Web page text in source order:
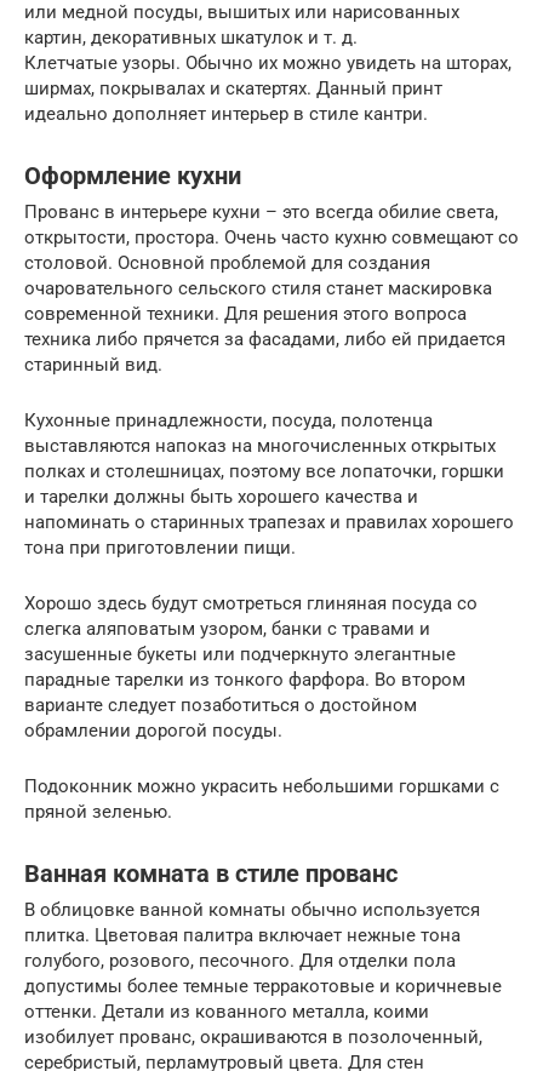
или медной посуды, вышитых или нарисованных
картин, декоративных шкатулок и т. д.
Клетчатые узоры. Обычно их можно увидеть на шторах,
ширмах, покрывалах и скатертях. Данный принт
идеально дополняет интерьер в стиле кантри.
Оформление кухни
Прованс в интерьере кухни – это всегда обилие света,
открытости, простора. Очень часто кухню совмещают со
столовой. Основной проблемой для создания
очаровательного сельского стиля станет маскировка
современной техники. Для решения этого вопроса
техника либо прячется за фасадами, либо ей придается
старинный вид.
Кухонные принадлежности, посуда, полотенца
выставляются напоказ на многочисленных открытых
полках и столешницах, поэтому все лопаточки, горшки
и тарелки должны быть хорошего качества и
напоминать о старинных трапезах и правилах хорошего
тона при приготовлении пищи.
Хорошо здесь будут смотреться глиняная посуда со
слегка аляповатым узором, банки с травами и
засушенные букеты или подчеркнуто элегантные
парадные тарелки из тонкого фарфора. Во втором
варианте следует позаботиться о достойном
обрамлении дорогой посуды.
Подоконник можно украсить небольшими горшками с
пряной зеленью.
Ванная комната в стиле прованс
В облицовке ванной комнаты обычно используется
плитка. Цветовая палитра включает нежные тона
голубого, розового, песочного. Для отделки пола
допустимы более темные терракотовые и коричневые
оттенки. Детали из кованного металла, коими
изобилует прованс, окрашиваются в позолоченный,
серебристый, перламутровый цвета. Для стен